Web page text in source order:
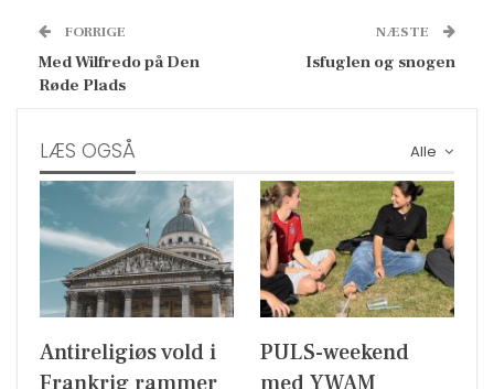
FORRIGE
Med Wilfredo på Den
Røde Plads
NÆSTE
Isfuglen og snogen
Alle
LÆS OGSÅ
Antireligiøs vold i
Frankrig rammer
PULS-weekend
med YWAM